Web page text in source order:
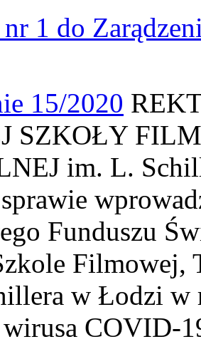
nr 1 do
15/2020
SZKOŁY
im. L.
Funduszu
Filmowej,
w Łodzi
wirusa COVID-